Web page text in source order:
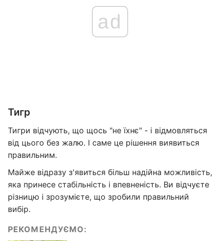
ad
Тигр
Тигри відчують, що щось "не їхнє" - і відмовляться
від цього без жалю. І саме це рішення виявиться
правильним.
Майже відразу з'явиться більш надійна можливість,
яка принесе стабільність і впевненість. Ви відчуєте
різницю і зрозумієте, що зробили правильний
вибір.
РЕКОМЕНДУЄМО: